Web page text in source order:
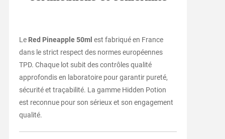
Le Red Pineapple 50ml est fabriqué en France
dans le strict respect des normes européennes
TPD. Chaque lot subit des contrôles qualité
approfondis en laboratoire pour garantir pureté,
sécurité et traçabilité. La gamme Hidden Potion
est reconnue pour son sérieux et son engagement
qualité.